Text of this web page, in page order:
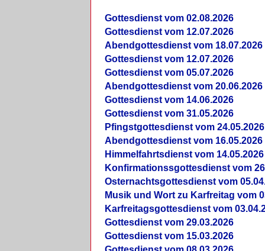
Gottesdienst vom 02.08.2026
Gottesdienst vom 12.07.2026
Abendgottesdienst vom 18.07.2026
Gottesdienst vom 12.07.2026
Gottesdienst vom 05.07.2026
Abendgottesdienst vom 20.06.2026
Gottesdienst vom 14.06.2026
Gottesdienst vom 31.05.2026
Pfingstgottesdienst vom 24.05.2026
Abendgottesdienst vom 16.05.2026
Himmelfahrtsdienst vom 14.05.2026
Konfirmationssgottesdienst vom
Osternachtsgottesdienst vom
Musik und Wort zu Karfreitag vom
Karfreitagsgottesdienst vom
Gottesdienst vom 29.03.2026
Gottesdienst vom 15.03.2026